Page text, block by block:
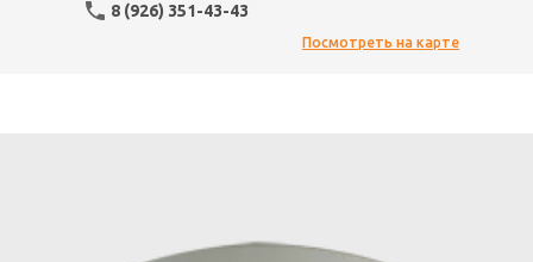
8 (926) 351-43-43
Посмотреть на карте